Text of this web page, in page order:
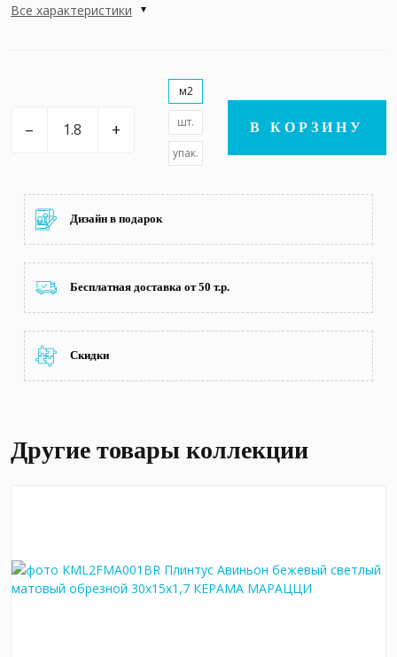
Все характеристики
– +
м2
шт.
упак.
В КОРЗИНУ
Дизайн в подарок
Бесплатная доставка от 50 т.р.
Скидки
Другие товары коллекции